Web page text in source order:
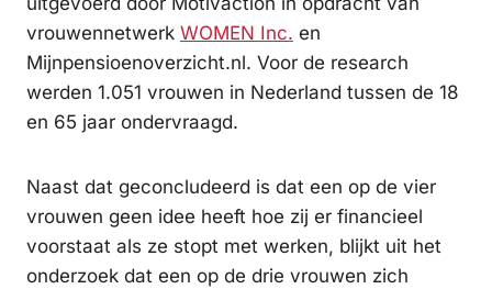
vrouwennetwerk WOMEN Inc. en
Mijnpensioenoverzicht.nl. Voor de research
werden 1.051 vrouwen in Nederland tussen de 18
en 65 jaar ondervraagd.
Naast dat geconcludeerd is dat een op de vier
vrouwen geen idee heeft hoe zij er financieel
voorstaat als ze stopt met werken, blijkt uit het
onderzoek dat een op de drie vrouwen zich